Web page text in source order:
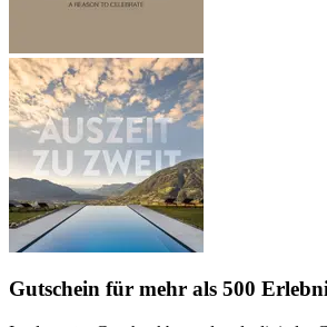
Gutschein für mehr als 500